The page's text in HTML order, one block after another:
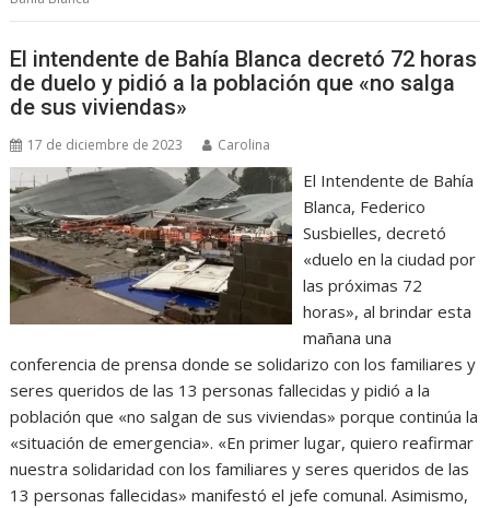
El intendente de Bahía Blanca decretó 72 horas
de duelo y pidió a la población que «no salga
de sus viviendas»
17 de diciembre de 2023 Carolina
El Intendente de Bahía
Blanca, Federico
Susbielles, decretó
«duelo en la ciudad por
las próximas 72
horas», al brindar esta
mañana una
conferencia de prensa donde se solidarizo con los familiares y
seres queridos de las 13 personas fallecidas y pidió a la
población que «no salgan de sus viviendas» porque continúa la
«situación de emergencia». «En primer lugar, quiero reafirmar
nuestra solidaridad con los familiares y seres queridos de las
13 personas fallecidas» manifestó el jefe comunal. Asimismo,